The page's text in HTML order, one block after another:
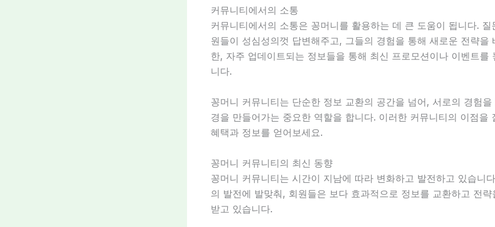
커뮤니티에서의 소통
커뮤니티에서의 소통은 꽁머니를 활용하는 데 큰 도움이 됩니다. 질
원들이 성심성의껏 답변해주고, 그들의 경험을 통해 새로운 전략을
한, 자주 업데이트되는 정보들을 통해 최신 프로모션이나 이벤트를
니다.
꽁머니 커뮤니티는 단순한 정보 교환의 공간을 넘어, 서로의 경험
경을 만들어가는 중요한 역할을 합니다. 이러한 커뮤니티의 이점을
혜택과 정보를 얻어보세요.
꽁머니 커뮤니티의 최신 동향
꽁머니 커뮤니티는 시간이 지남에 따라 변화하고 발전하고 있습니
의 발전에 발맞춰, 회원들은 보다 효과적으로 정보를 교환하고 전
받고 있습니다.